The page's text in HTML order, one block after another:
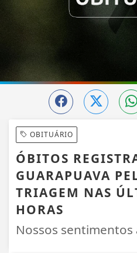
OBITUÁRIO
ÓBITOS
GUARAPUAVA
TRIAGEM NAS
HORAS
Nossos sentimentos